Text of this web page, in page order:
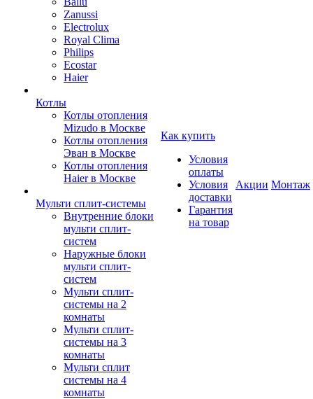
Zanussi
Electrolux
Royal Clima
Philips
Ecostar
Haier
Котлы
Котлы отопления
Mizudo в Москве
Котлы отопления
Эван в Москве
Котлы отопления
Haier в Москве
Мульти сплит-системы
Внутренние блоки
мульти сплит-
систем
Наружные блоки
мульти сплит-
систем
Мульти сплит-
системы на 2
комнаты
Мульти сплит-
системы на 3
комнаты
Мульти сплит
системы на 4
комнаты
Как купить
Условия
оплаты
Условия
доставки
Гарантия
на товар
Акции Монтаж